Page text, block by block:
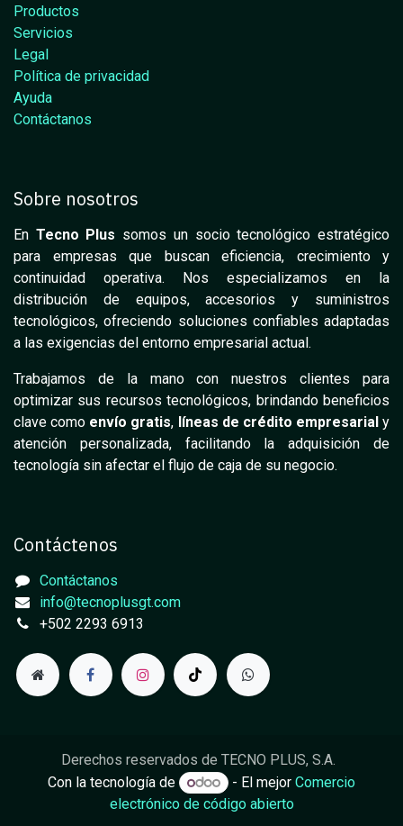
Productos
Servicios
Legal
Política de privacidad
Ayuda
Contáctanos
Sobre nosotros
En Tecno Plus somos un socio tecnológico estratégico
para empresas que buscan eficiencia, crecimiento y
continuidad operativa. Nos especializamos en la
distribución de equipos, accesorios y suministros
tecnológicos, ofreciendo soluciones confiables adaptadas
a las exigencias del entorno empresarial actual.
Trabajamos de la mano con nuestros clientes para
optimizar sus recursos tecnológicos, brindando beneficios
clave como envío gratis, líneas de crédito empresarial y
atención personalizada, facilitando la adquisición de
tecnología sin afectar el flujo de caja de su negocio.
Contáctenos
Contáctanos
info@tecnoplusgt.com
+502 2293 6913
Derechos reservados de TECNO PLUS, S.A.
Con la tecnología de
- El mejor Comercio
electrónico de código abierto